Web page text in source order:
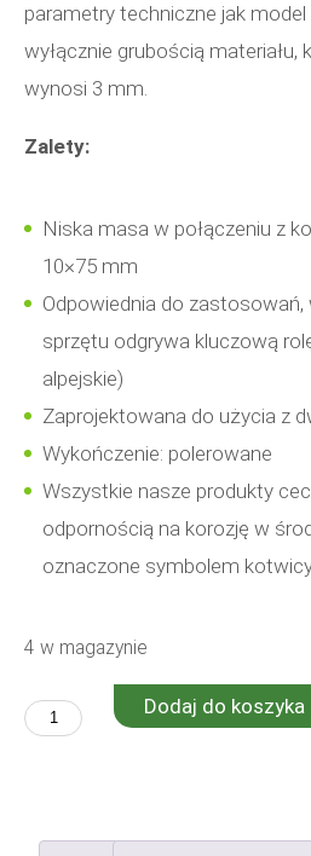
parametry techniczne jak model
wyłącznie grubością materiału,
wynosi 3 mm.
Zalety:
Niska masa w połączeniu z
10×75 mm
Odpowiednia do
sprzętu odgrywa kluczową
alpejskie)
Zaprojektowana do użycia z
Wykończenie: polerowane
Wszystkie nasze produkty
odpornością na korozję w
oznaczone symbolem
4 w magazynie
ilość
Dodaj do koszyka